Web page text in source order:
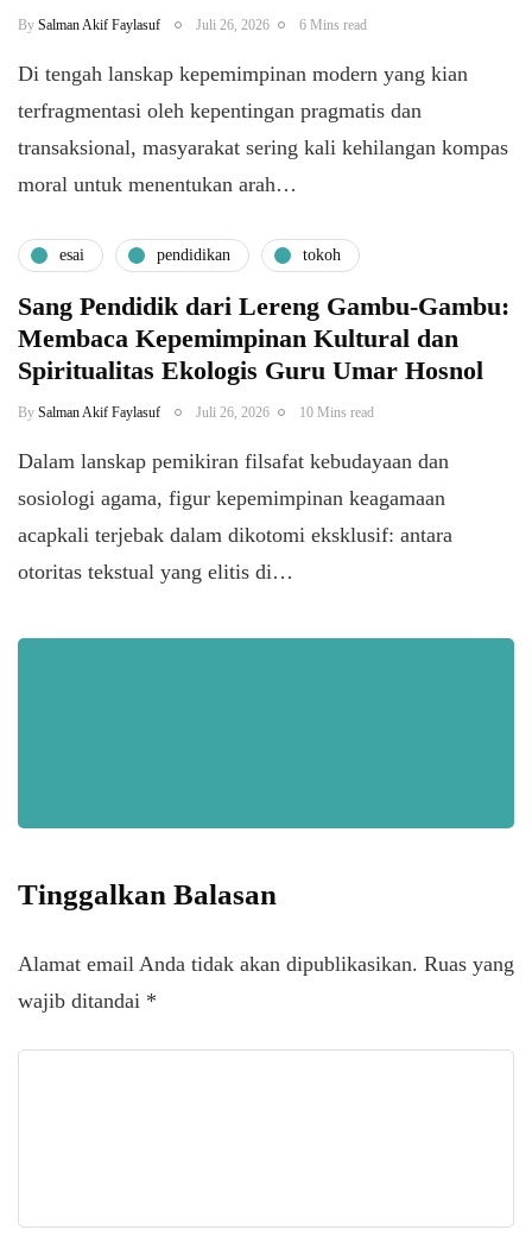
By Salman Akif Faylasuf Juli 26, 2026 6 Mins read
Di tengah lanskap kepemimpinan modern yang kian
terfragmentasi oleh kepentingan pragmatis dan
transaksional, masyarakat sering kali kehilangan kompas
moral untuk menentukan arah…
esai pendidikan tokoh
Sang Pendidik dari Lereng Gambu-Gambu:
Membaca Kepemimpinan Kultural dan
Spiritualitas Ekologis Guru Umar Hosnol
By Salman Akif Faylasuf Juli 26, 2026 10 Mins read
Dalam lanskap pemikiran filsafat kebudayaan dan
sosiologi agama, figur kepemimpinan keagamaan
acapkali terjebak dalam dikotomi eksklusif: antara
otoritas tekstual yang elitis di…
Tinggalkan Balasan
Alamat email Anda tidak akan dipublikasikan. Ruas yang
wajib ditandai *